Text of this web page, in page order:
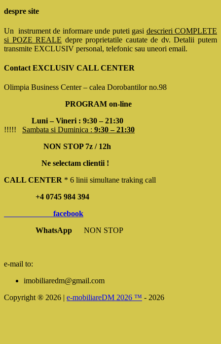
despre site
Un instrument de informare unde puteti gasi descrieri COMPLETE
si POZE REALE depre proprietatile cautate de dv. Detalii putem
transmite EXCLUSIV personal, telefonic sau uneori email.
Contact EXCLUSIV CALL CENTER
Olimpia Business Center – calea Dorobantilor no.98
PROGRAM on-line
Luni – Vineri : 9:30 – 21:30
!!!!! Sambata si Duminica : 9:30 – 21:30
NON STOP 7z / 12h
Ne selectam clientii !
CALL CENTER * 6 linii simultane traking call
+4 0745 984 394
facebook
WhatsApp
NON STOP
e-mail to:
imobiliaredm@gmail.com
Copyright ® 2026 | e-mobiliareDM 2026 ™ - 2026